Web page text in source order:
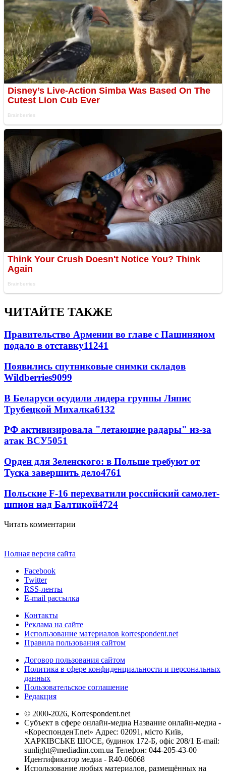
ЧИТАЙТЕ ТАКЖЕ
Правительство Армении во главе с Пашиняном
подало в отставку11241
Появились спутниковые снимки складов
Wildberries9099
В Беларуси осудили лидера группы Ляпис
Трубецкой Михалка6132
РФ активизировала "летающие радары" из-за
атак ВСУ5051
Орден для Зеленского: в Польше требуют от
Туска завершить дело4761
Польские F-16 перехватили российский самолет-
шпион над Балтикой4724
Читать комментарии
Полная версия сайта
Facebook
Twitter
RSS-ленты
E-mail рассылка
Контакты
Реклама на сайте
Использование материалов korrespondent.net
Правила пользования сайтом
Договор пользования сайтом
Политика в сфере конфиденциальности и персональных
данных
Пользовательское соглашение
Редакция
© 2000-2026, Korrespondent.net
Субъект в сфере онлайн-медиа Название онлайн-медиа -
«КореспонденТ.net» Адрес: 02091, місто Київ,
ХАРКІВСЬКЕ ШОСЕ, будинок 172-Б, офіс 208/1 E-mail:
sunlight@mediadim.com.ua Телефон: 044-205-43-00
Идентификатор медиа - R40-06068
Использование любых материалов, размещённых на